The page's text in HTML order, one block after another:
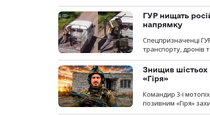
ГУР нищать
напрямку
Спецпризначенці
транспорту, дронів
Знищив шістьох
«Гіря»
Командир 3-ї
позивним «Гіря»